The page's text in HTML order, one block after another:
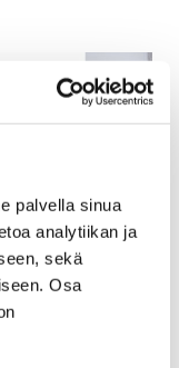
palvella sinua
analytiikan ja
sekä
Osa